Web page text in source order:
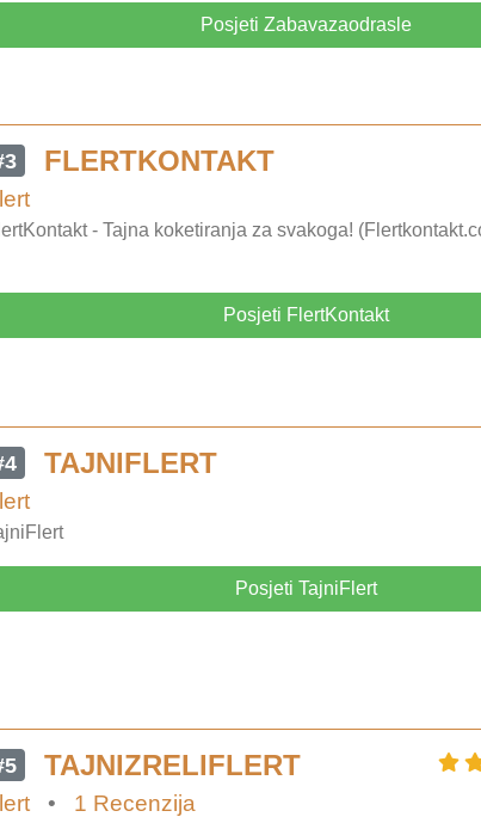
Posjeti Zabavazaodrasle
FLERTKONTAKT
- Tajna koketiranja za svakoga!
Posjeti FlertKontakt
TAJNIFLERT
Posjeti TajniFlert
TAJNIZRELIFLERT
• 1 Recenzija